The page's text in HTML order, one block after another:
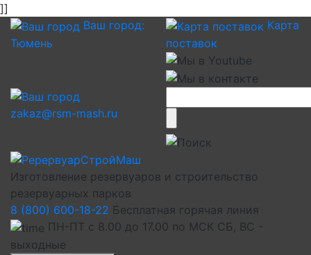
]]
Ваш город:
Тюмень
Карта
поставок
zakaz@rsm-mash.ru
Изготовление резервуаров и строительство
резервуарных парков
8 (800) 600-18-22 Бесплатная горячая линия
ПН-ПТ с 8.00 до 17.00 по МСК СБ, ВС -
выходные